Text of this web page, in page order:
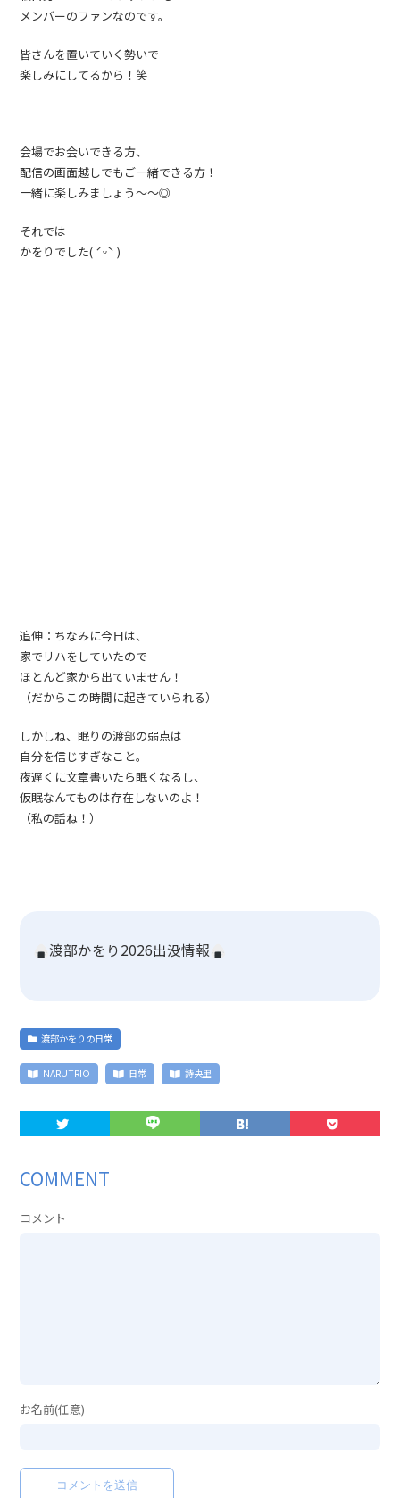
メンバーのファンなのです。
皆さんを置いていく勢いで
楽しみにしてるから！笑
会場でお会いできる方、
配信の画面越しでもご一緒できる方！
一緒に楽しみましょう〜〜◎
それでは
かをりでした( ˊᵕˋ )
追伸：ちなみに今日は、
家でリハをしていたので
ほとんど家から出ていません！
（だからこの時間に起きていられる）
しかしね、眠りの渡部の弱点は
自分を信じすぎなこと。
夜遅くに文章書いたら眠くなるし、
仮眠なんてものは存在しないのよ！
（私の話ね！）
渡部かをり2026出没情報
渡部かをりの日常
NARUTRIO 日常 詩央里
COMMENT
コメント
お名前(任意)